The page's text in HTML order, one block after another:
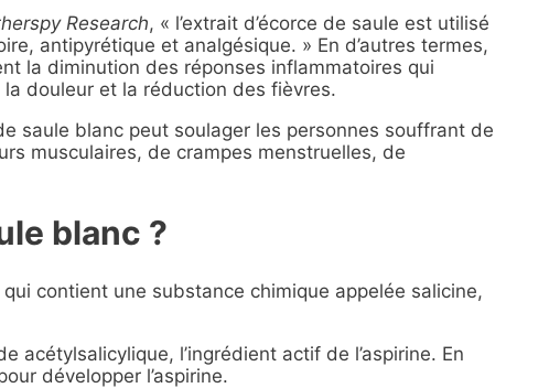
Research, « l’extrait d’écorce de saule est utilisé
antipyrétique et analgésique. » En d’autres termes,
la diminution des réponses inflammatoires qui
douleur et la réduction des fièvres.
saule blanc peut soulager les personnes souffrant de
musculaires, de crampes menstruelles, de
blanc ?
contient une substance chimique appelée salicine,
acétylsalicylique, l’ingrédient actif de l’aspirine. En
développer l’aspirine.